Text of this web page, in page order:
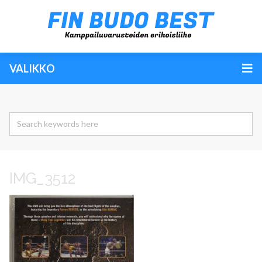
VALIKKO
IMG_3512